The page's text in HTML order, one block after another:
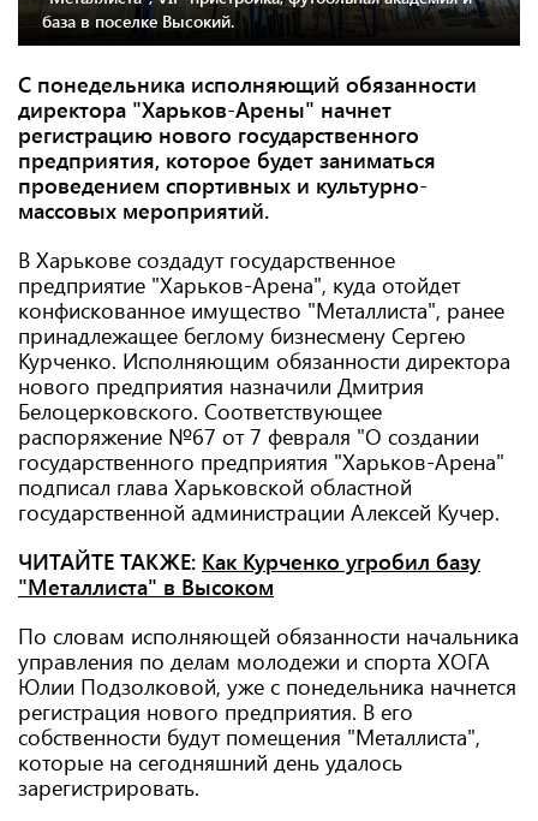
база в поселке Высокий.
С понедельника исполняющий обязанности
директора "Харьков-Арены" начнет
регистрацию нового государственного
предприятия, которое будет заниматься
проведением спортивных и культурно-
массовых мероприятий.
В Харькове создадут государственное
предприятие "Харьков-Арена", куда отойдет
конфискованное имущество "Металлиста", ранее
принадлежащее беглому бизнесмену Сергею
Курченко. Исполняющим обязанности директора
нового предприятия назначили Дмитрия
Белоцерковского. Соответствующее
распоряжение №67 от 7 февраля "О создании
государственного предприятия "Харьков-Арена"
подписал глава Харьковской областной
государственной администрации Алексей Кучер.
ЧИТАЙТЕ ТАКЖЕ: Как Курченко угробил базу
"Металлиста" в Высоком
По словам исполняющей обязанности начальника
управления по делам молодежи и спорта ХОГА
Юлии Подзолковой, уже с понедельника начнется
регистрация нового предприятия. В его
собственности будут помещения "Металлиста",
которые на сегодняшний день удалось
зарегистрировать.